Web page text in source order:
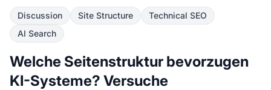
Discussion Site Structure
Technical SEO
AI Search
Welche Seitenstruktur bevorzugen
KI-Systeme? Versuche